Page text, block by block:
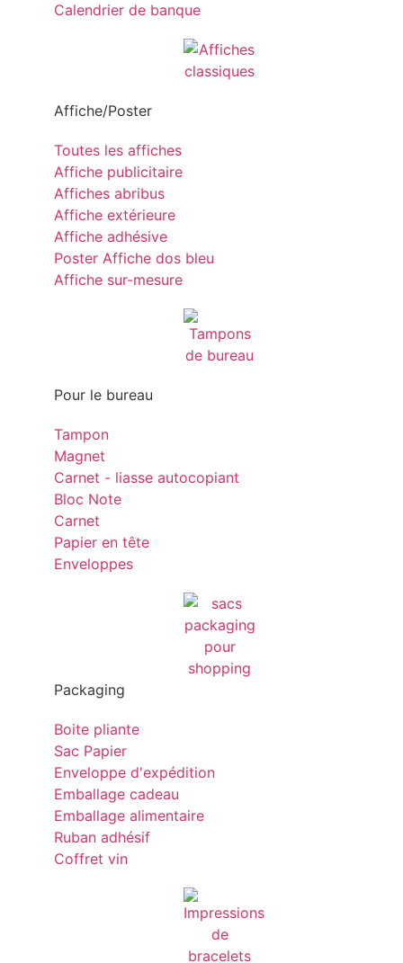
Calendrier de banque
Affiche/Poster
Toutes les affiches
Affiche publicitaire
Affiches abribus
Affiche extérieure
Affiche adhésive
Poster Affiche dos bleu
Affiche sur-mesure
Pour le bureau
Tampon
Magnet
Carnet - liasse autocopiant
Bloc Note
Carnet
Papier en tête
Enveloppes
Packaging
Boite pliante
Sac Papier
Enveloppe d'expédition
Emballage cadeau
Emballage alimentaire
Ruban adhésif
Coffret vin